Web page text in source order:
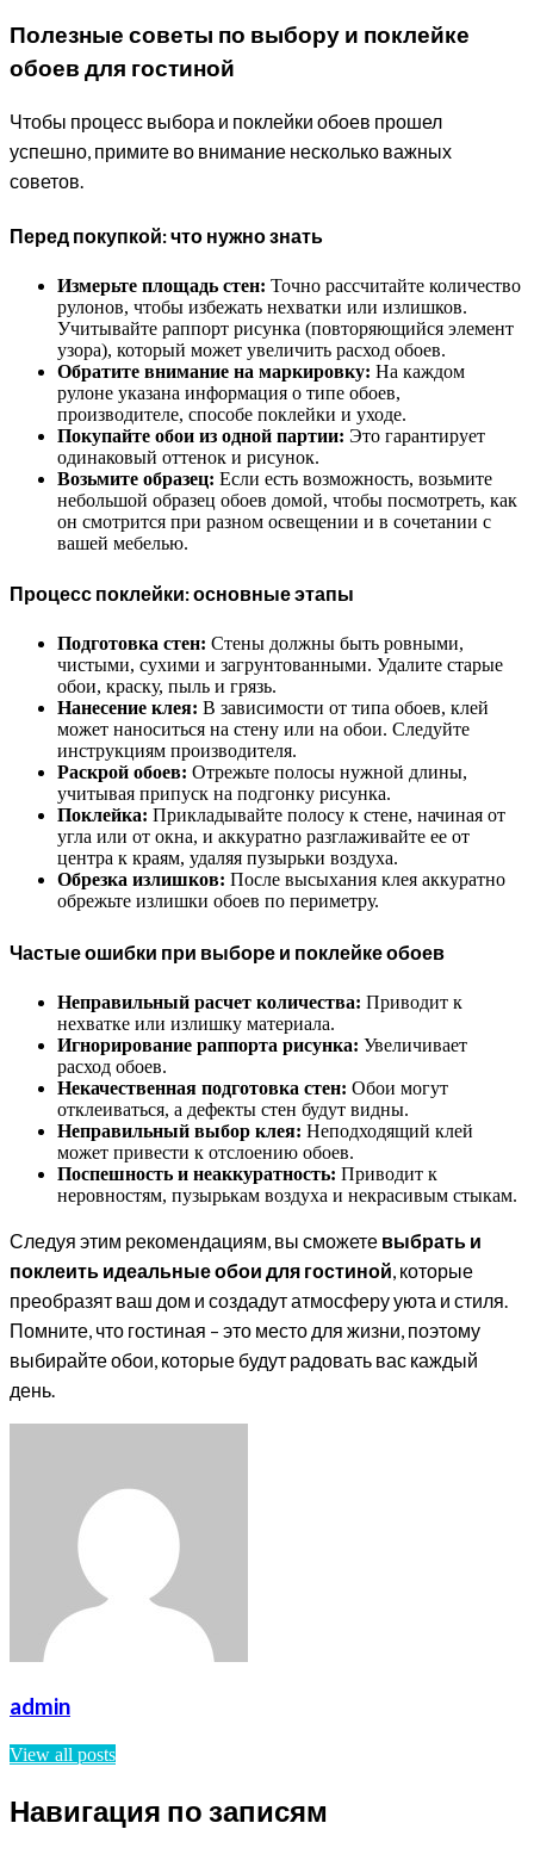
Полезные советы по выбору и поклейке
обоев для гостиной
Чтобы процесс выбора и поклейки обоев прошел
успешно, примите во внимание несколько важных
советов.
Перед покупкой: что нужно знать
Измерьте площадь стен: Точно рассчитайте количество
рулонов, чтобы избежать нехватки или излишков.
Учитывайте раппорт рисунка (повторяющийся элемент
узора), который может увеличить расход обоев.
Обратите внимание на маркировку: На каждом
рулоне указана информация о типе обоев,
производителе, способе поклейки и уходе.
Покупайте обои из одной партии: Это гарантирует
одинаковый оттенок и рисунок.
Возьмите образец: Если есть возможность, возьмите
небольшой образец обоев домой, чтобы посмотреть, как
он смотрится при разном освещении и в сочетании с
вашей мебелью.
Процесс поклейки: основные этапы
Подготовка стен: Стены должны быть ровными,
чистыми, сухими и загрунтованными. Удалите старые
обои, краску, пыль и грязь.
Нанесение клея: В зависимости от типа обоев, клей
может наноситься на стену или на обои. Следуйте
инструкциям производителя.
Раскрой обоев: Отрежьте полосы нужной длины,
учитывая припуск на подгонку рисунка.
Поклейка: Прикладывайте полосу к стене, начиная от
угла или от окна, и аккуратно разглаживайте ее от
центра к краям, удаляя пузырьки воздуха.
Обрезка излишков: После высыхания клея аккуратно
обрежьте излишки обоев по периметру.
Частые ошибки при выборе и поклейке обоев
Неправильный расчет количества: Приводит к
нехватке или излишку материала.
Игнорирование раппорта рисунка: Увеличивает
расход обоев.
Некачественная подготовка стен: Обои могут
отклеиваться, а дефекты стен будут видны.
Неправильный выбор клея: Неподходящий клей
может привести к отслоению обоев.
Поспешность и неаккуратность: Приводит к
неровностям, пузырькам воздуха и некрасивым стыкам.
Следуя этим рекомендациям, вы сможете выбрать и
поклеить идеальные обои для гостиной, которые
преобразят ваш дом и создадут атмосферу уюта и стиля.
Помните, что гостиная – это место для жизни, поэтому
выбирайте обои, которые будут радовать вас каждый
день.
admin
View all posts
Навигация по записям